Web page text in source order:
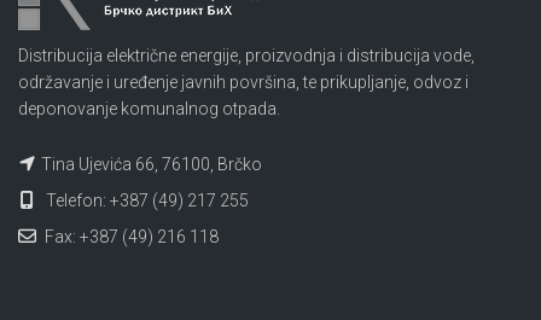
Distribucija električne energije, proizvodnja i distribucija vode,
održavanje i uređenje javnih površina, te prikupljanje, odvoz i
deponovanje komunalnog otpada.
Tina Ujevića 66, 76100, Brčko
Telefon: +387 (49) 217 255
Fax: +387 (49) 216 118